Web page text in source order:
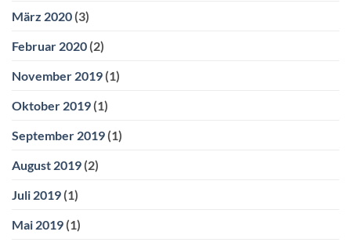
März 2020 (3)
Februar 2020 (2)
November 2019 (1)
Oktober 2019 (1)
September 2019 (1)
August 2019 (2)
Juli 2019 (1)
Mai 2019 (1)